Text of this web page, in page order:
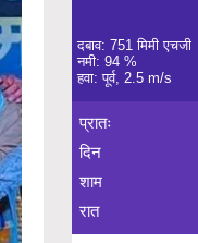
दबाव: 751 मिमी एचजी
नमी: 94 %
हवा: पूर्व, 2.5 m/s
प्रातः
दिन
शाम
रात